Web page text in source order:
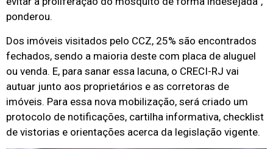
ponderou.
Dos imóveis visitados pelo CCZ, 25% são encontrados
fechados, sendo a maioria deste com placa de aluguel
ou venda. E, para sanar essa lacuna, o CRECI-RJ vai
autuar junto aos proprietários e as corretoras de
imóveis. Para essa nova mobilização, será criado um
protocolo de notificações, cartilha informativa, checklist
de vistorias e orientações acerca da legislação vigente.